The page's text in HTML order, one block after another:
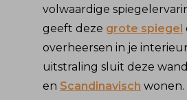
volwaardige
geeft deze grote spiegel
overheersen in je
uitstraling sluit deze
en Scandinavisch wonen.